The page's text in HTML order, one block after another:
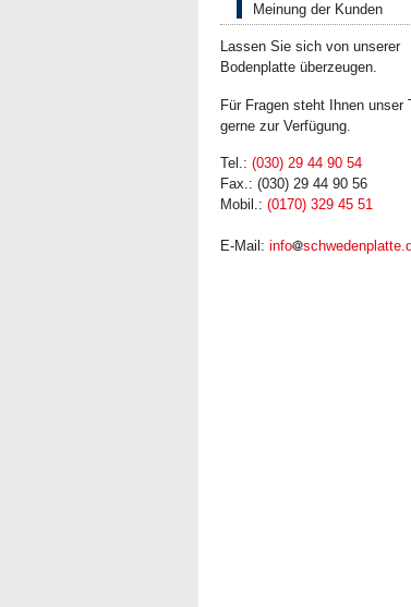
Meinung der Kunden
Lassen Sie sich von unserer
Bodenplatte überzeugen.
Für Fragen steht Ihnen unser
gerne zur Verfügung.
Tel.: (030) 29 44 90 54
Fax.: (030) 29 44 90 56
Mobil.: (0170) 329 45 51
E-Mail: info